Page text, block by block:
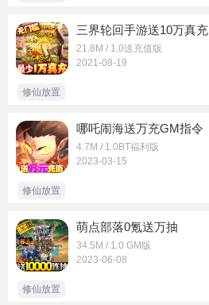
三界轮回手游送10万真充
21.8M / 1.0送充值版
2021-08-19
修仙放置
哪吒闹海送万充GM指令
4.7M / 1.0BT福利版
2023-03-15
修仙放置
萌点部落0氪送万抽
34.5M / 1.0 GM版
2023-06-08
修仙放置